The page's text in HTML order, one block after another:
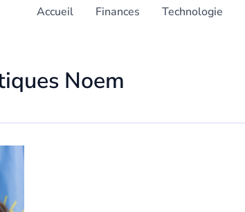
Accueil Finances Technologie
Noem